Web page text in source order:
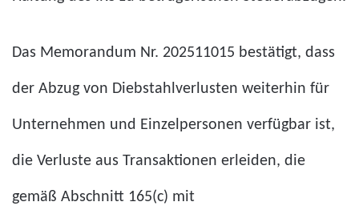
Das Memorandum Nr. 202511015 bestätigt, dass
der Abzug von Diebstahlverlusten weiterhin für
Unternehmen und Einzelpersonen verfügbar ist,
die Verluste aus Transaktionen erleiden, die
gemäß Abschnitt 165(c) mit